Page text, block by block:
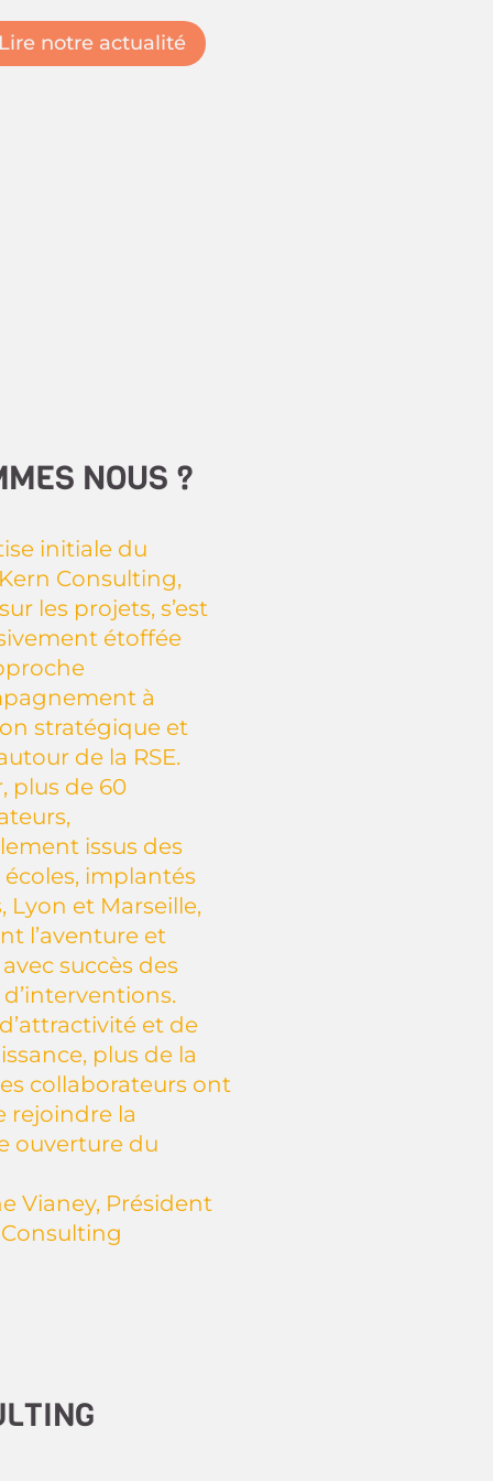
notre actualité
NOUS ?
initiale du
Consulting,
les projets, s’est
étoffée
à
stratégique et
de la RSE.
plus de 60
issus des
implantés
Lyon et Marseille,
l’aventure et
succès des
et de
plus de la
collaborateurs ont
rejoindre la
ouverture du
Vianey, Président